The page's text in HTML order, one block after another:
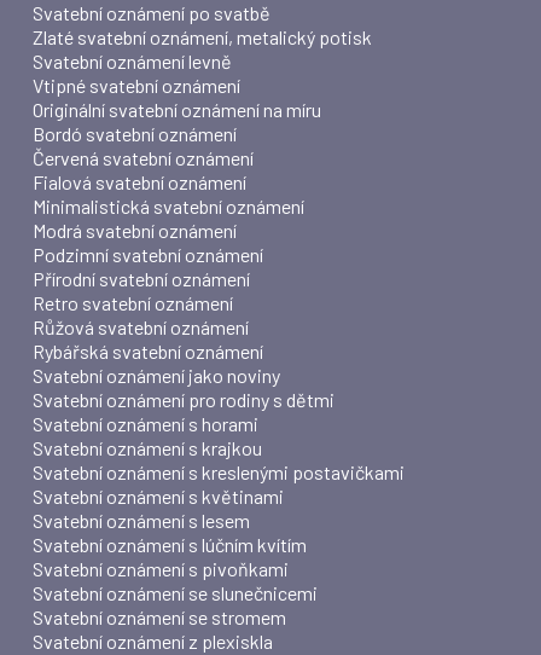
Svatební oznámení po svatbě
Zlaté svatební oznámení, metalický potisk
Svatební oznámení levně
Vtipné svatební oznámení
Originální svatební oznámení na míru
Bordó svatební oznámení
Červená svatební oznámení
Fialová svatební oznámení
Minimalistická svatební oznámení
Modrá svatební oznámení
Podzimní svatební oznámení
Přírodní svatební oznámení
Retro svatební oznámení
Růžová svatební oznámení
Rybářská svatební oznámení
Svatební oznámení jako noviny
Svatební oznámení pro rodiny s dětmi
Svatební oznámení s horami
Svatební oznámení s krajkou
Svatební oznámení s kreslenými postavičkami
Svatební oznámení s květinami
Svatební oznámení s lesem
Svatební oznámení s lúčním kvítím
Svatební oznámení s pivoňkami
Svatební oznámení se slunečnicemi
Svatební oznámení se stromem
Svatební oznámení z plexiskla